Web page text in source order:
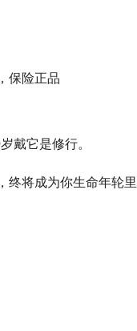
保险正品
戴它是修行。
终将成为你生命年轮里